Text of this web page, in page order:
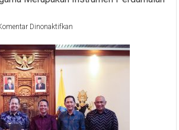
Dinonaktifkan
Putri
Koster:
Instrumen
Perdamaian
Umat
Manusia